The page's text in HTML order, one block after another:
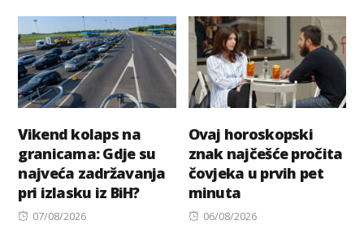
Vikend kolaps na
granicama: Gdje su
najveća zadržavanja
pri izlasku iz BiH?
Posted
07/08/2026
Ovaj horoskopski
znak najčešće pročita
čovjeka u prvih pet
minuta
Posted
06/08/2026